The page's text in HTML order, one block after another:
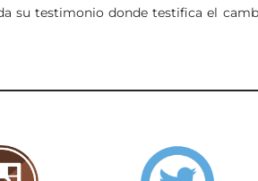
su testimonio donde testifica el